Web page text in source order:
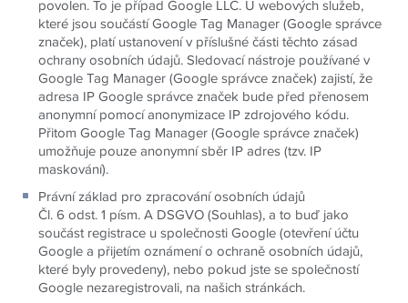
povolen. To je případ Google LLC. U webových služeb,
které jsou součástí Google Tag Manager (Google správce
značek), platí ustanovení v příslušné části těchto zásad
ochrany osobních údajů. Sledovací nástroje používané v
Google Tag Manager (Google správce značek) zajistí, že
adresa IP Google správce značek bude před přenosem
anonymní pomocí anonymizace IP zdrojového kódu.
Přitom Google Tag Manager (Google správce značek)
umožňuje pouze anonymní sběr IP adres (tzv. IP
maskování).
Právní základ pro zpracování osobních údajů
Čl. 6 odst. 1 písm. A DSGVO (Souhlas), a to buď jako
součást registrace u společnosti Google (otevření účtu
Google a přijetím oznámení o ochraně osobních údajů,
které byly provedeny), nebo pokud jste se společností
Google nezaregistrovali, na našich stránkách.